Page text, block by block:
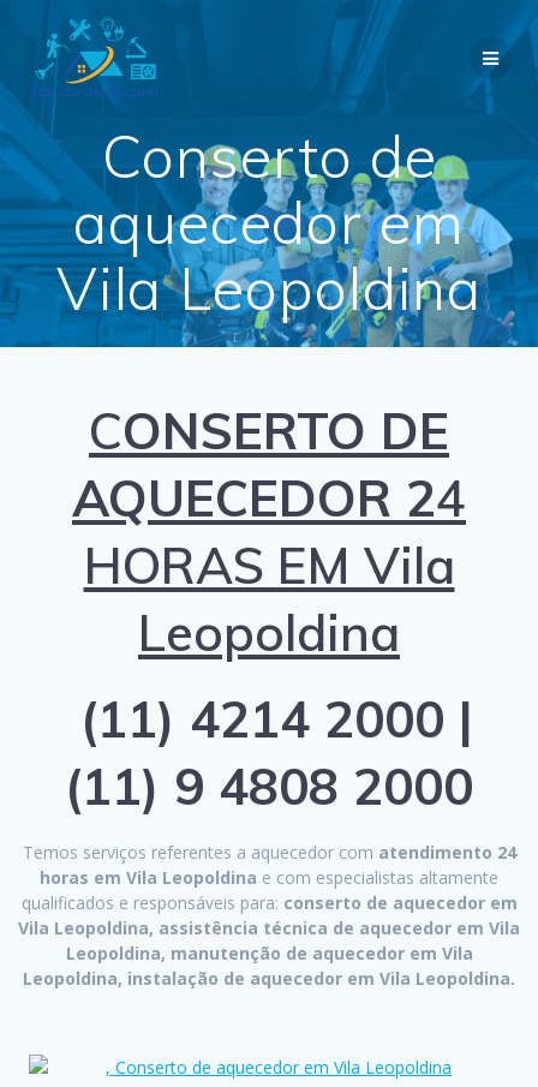
Conserto de
aquecedor em
Vila Leopoldina
CONSERTO DE
AQUECEDOR 24
HORAS EM Vila
Leopoldina
(11) 4214 2000 |
(11) 9 4808 2000
Temos serviços referentes a aquecedor com atendimento 24
horas em Vila Leopoldina e com especialistas altamente
qualificados e responsáveis para: conserto de aquecedor em
Vila Leopoldina, assistência técnica de aquecedor em Vila
Leopoldina, manutenção de aquecedor em Vila
Leopoldina, instalação de aquecedor em Vila Leopoldina.